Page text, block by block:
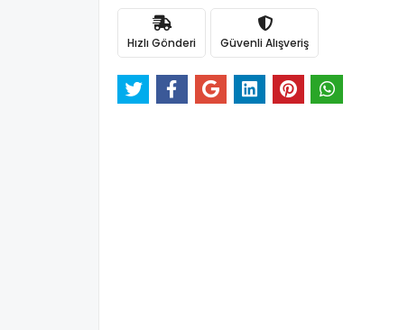
Hızlı Gönderi Güvenli Alışveriş